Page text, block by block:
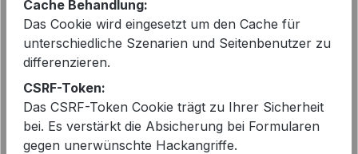
EAN:2000112750310
Artikelnummer:
Beschreibung
Cache Behandlung:
Das Cookie wird eingesetzt um den Cache für
unterschiedliche Szenarien und Seitenbenutzer zu
differenzieren.
CSRF-Token:
Das CSRF-Token Cookie trägt zu Ihrer Sicherheit
bei. Es verstärkt die Absicherung bei Formularen
gegen unerwünschte Hackangriffe.